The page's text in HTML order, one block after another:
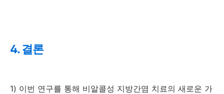
4. 결론
1) 이번 연구를 통해 비알콜성 지방간염 치료의 새로운 가